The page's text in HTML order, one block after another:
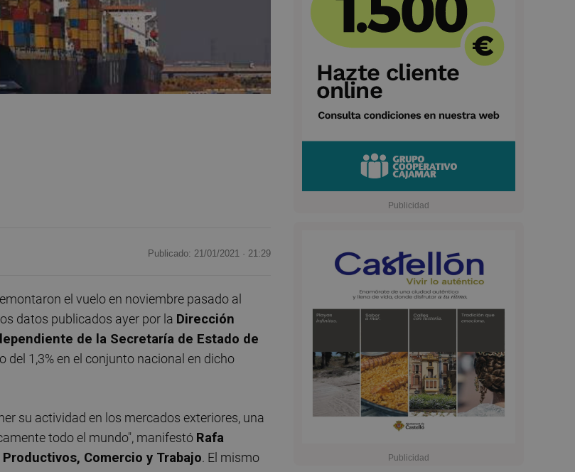
Publicado: 21/01/2021 · 21:29
el vuelo en noviembre pasado al
datos publicados ayer por la Dirección
de la Secretaría de Estado de
del 1,3% en el conjunto nacional en dicho
su actividad en los mercados exteriores, una
todo el mundo", manifestó Rafa
Comercio y Trabajo. El mismo